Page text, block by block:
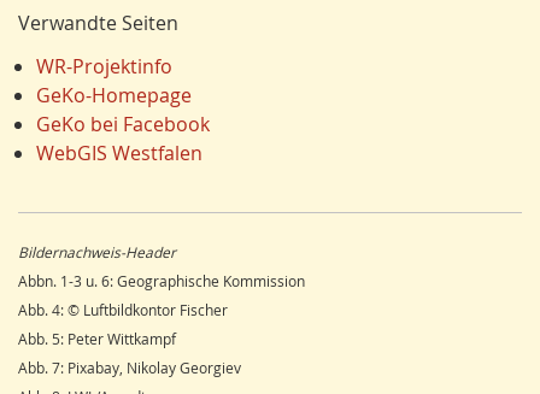
Hydrogeologie 16
Ausländer 16
Einzelhandel
Schienenverkehr 15
LEADER 15
Wandern 14
Dorfentwicklung 14
Siegerland 13
Radfahren/Radverkehr
Unterwelten 12
Jürgen Lethmate
Rudolf Bergmann
Hans-Werner Wehling
Klaus Temlitz
Stefan Harnischmacher
Julius Werner
Kreft-Kettermann
Gerhard Henkel
Friedrich Schulte-Derne
Ann-Kathrin Kusch
Karl Heinz Maurmann
Verwandte Seiten
WR-Projektinfo
GeKo-Homepage
GeKo bei Facebook
WebGIS Westfalen
Bildernachweis-Header
Abbn. 1-3 u. 6: Geographische Kommission
Abb. 4: © Luftbildkontor Fischer
Abb. 5: Peter Wittkampf
Abb. 7: Pixabay, Nikolay Georgiev